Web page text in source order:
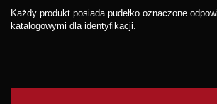
Każdy produkt posiada pudełko oznaczone
katalogowymi dla identyfikacji.